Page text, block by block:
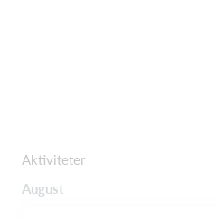
Aktiviteter
August